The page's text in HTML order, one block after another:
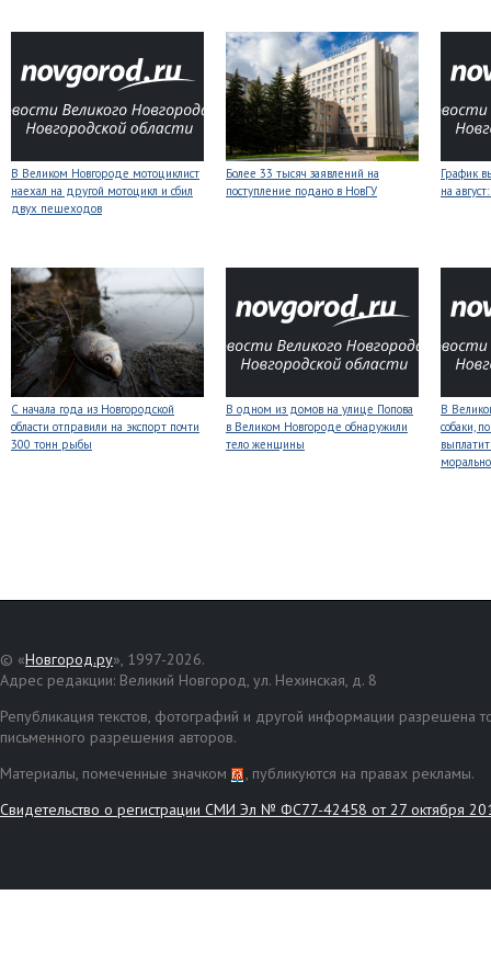
В Великом Новгороде мотоциклист
наехал на другой мотоцикл и сбил
двух пешеходов
Более 33 тысяч заявлений на
поступление подано в НовГУ
График
на
С начала года из Новгородской
области отправили на экспорт почти
300 тонн рыбы
В одном из домов на улице Попова
в Великом Новгороде обнаружили
тело женщины
В
собаки,
© «Новгород.ру», 1997-2026.
Адрес редакции: Великий Новгород, ул. Нехинская, д. 8
Републикация текстов, фотографий и другой информации разрешена
письменного разрешения авторов.
Материалы, помеченные значком
, публикуются на правах рекламы.
Свидетельство о регистрации СМИ Эл № ФС77-42458 от 27 октября